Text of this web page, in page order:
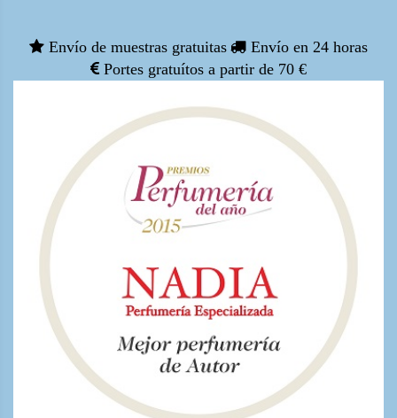
Envío de muestras gratuitas
Envío en 24 horas
Portes gratuítos a partir de 70 €